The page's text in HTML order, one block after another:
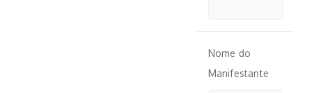
Nome do
Manifestante